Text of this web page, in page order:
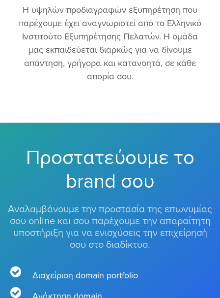
Η υψηλών προδιαγραφών εξυπηρέτηση που
παρέχουμε έχει αναγνωριστεί από το Ελληνικό
Ινστιτούτο Εξυπηρέτησης Πελατών. Η ομάδα
μας εκπαιδεύεται διαρκώς για να δίνουμε
απάντηση, γρήγορα και κατανοητά, σε κάθε
απορία σου.
Προστατεύουμε το
brand σου
Αναλαμβάνουμε την προστασία της επωνυμίας
σου online και σου παρέχουμε την απαραίτητη
υποστήριξη για να ενισχύσεις την επιχείρησή
σου στο διαδίκτυο.
Διαχείριση domain portfolio